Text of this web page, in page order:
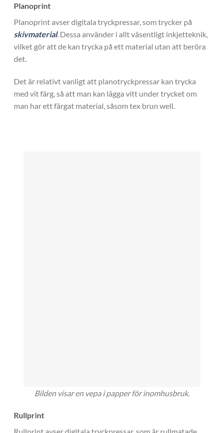
Planoprint
Planoprint avser digitala tryckpressar, som trycker på
skivmaterial. Dessa använder i allt väsentligt inkjetteknik,
vilket gör att de kan trycka på ett material utan att beröra
det.
Det är relativt vanligt att planotryckpressar kan trycka
med vit färg, så att man kan lägga vitt under trycket om
man har ett färgat material, såsom tex brun well.
Bilden visar en vepa i papper för inomhusbruk.
Rullprint